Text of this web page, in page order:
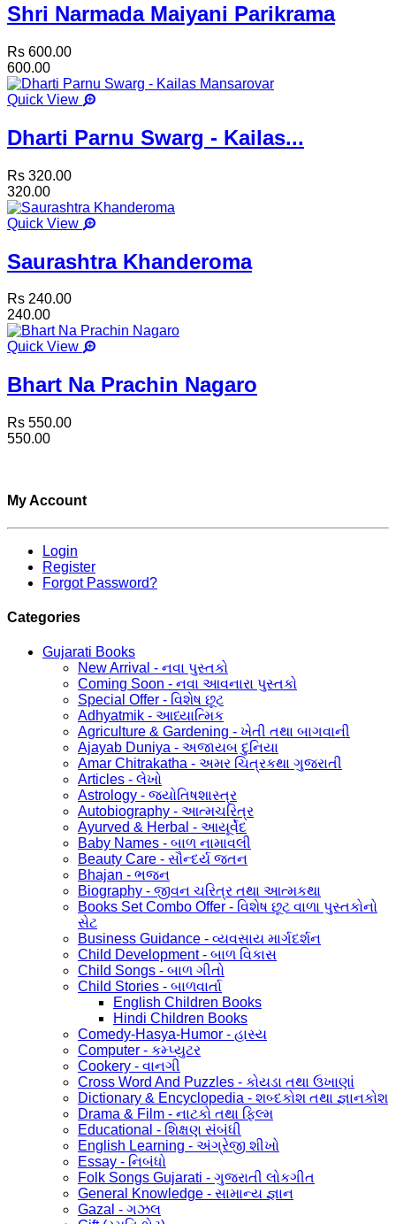
Shri Narmada Maiyani Parikrama
Rs 600.00
600.00
Quick View
Dharti Parnu Swarg - Kailas...
Rs 320.00
320.00
Quick View
Saurashtra Khanderoma
Rs 240.00
240.00
Quick View
Bhart Na Prachin Nagaro
Rs 550.00
550.00
My Account
Login
Register
Forgot Password?
Categories
Gujarati Books
New Arrival - નવા પુસ્તકો
Coming Soon - નવા આવનારા પુસ્તકો
Special Offer - વિશેષ છૂટ
Adhyatmik - આધ્યાત્મિક
Agriculture & Gardening - ખેતી તથા બાગવાની
Ajayab Duniya - અજાયબ દુનિયા
Amar Chitrakatha - અમર ચિત્રકથા ગુજરાતી
Articles - લેખો
Astrology - જ્યોતિષશાસ્ત્ર
Autobiography - આત્મચરિત્ર
Ayurved & Herbal - આયૂર્વેદ
Baby Names - બાળ નામાવલી
Beauty Care - સૌન્દર્ય જતન
Bhajan - ભજન
Biography - જીવન ચરિત્ર તથા આત્મકથા
Books Set Combo Offer - વિશેષ છૂટ વાળા પુસ્તકોનો
સેટ
Business Guidance - વ્યવસાય માર્ગદર્શન
Child Development - બાળ વિકાસ
Child Songs - બાળ ગીતો
Child Stories - બાળવાર્તા
English Children Books
Hindi Children Books
Comedy-Hasya-Humor - હાસ્ય
Computer - કમ્પ્યુટર
Cookery - વાનગી
Cross Word And Puzzles - કોયડા તથા ઉખાણાં
Dictionary & Encyclopedia - શબ્દકોશ તથા જ્ઞાનકોશ
Drama & Film - નાટકો તથા ફિલ્મ
Educational - શિક્ષણ સંબંધી
English Learning - અંગ્રેજી શીખો
Essay - નિબંધો
Folk Songs Gujarati - ગુજરાતી લોકગીત
General Knowledge - સામાન્ય જ્ઞાન
Gazal - ગઝલ